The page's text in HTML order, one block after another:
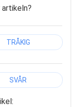
TRÅKIG
SVÅR